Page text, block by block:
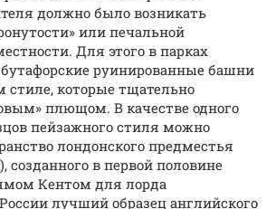
должно было возникать
или печальной
Для этого в парках
руинированные башни
стиле, которые тщательно
плющом. В качестве одного
пейзажного стиля можно
лондонского предместья
созданного в первой половине
Кентом для лорда
лучший образец английского